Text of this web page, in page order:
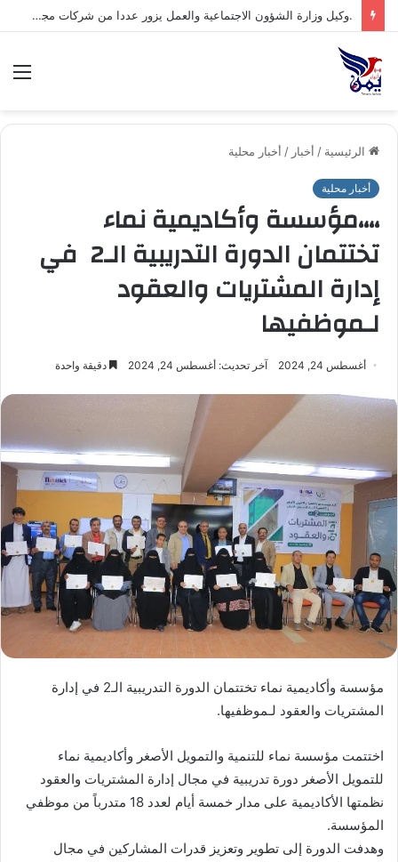
الرئيسية / أخبار / أخبار محلية
أخبار محلية
،،،،مؤسسة وأكاديمية نماء
تختتمان الدورة التدريبية الـ2 في
إدارة المشتريات والعقود
لـموظفيها
أغسطس 24, 2024 آخر تحديث: أغسطس 24, 2024 دقيقة واحدة
مؤسسة وأكاديمية نماء تختتمان الدورة التدريبية الـ2 في إدارة
المشتريات والعقود لـموظفيها.
اختتمت مؤسسة نماء للتنمية والتمويل الأصغر وأكاديمية نماء
للتمويل الأصغر دورة تدريبية في مجال إدارة المشتريات والعقود
نظمتها الأكاديمية على مدار خمسة أيام لعدد 18 متدرباً من موظفي
المؤسسة.
وهدفت الدورة إلى تطوير وتعزيز قدرات المشاركين في مجال